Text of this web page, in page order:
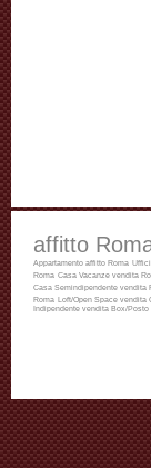
affitto
Appartamento affitto Roma
Roma Casa Vacanze vendita
Casa Semindipendente vendita
Roma
Loft/Open Space vendita
Indipendente vendita Box/Posto